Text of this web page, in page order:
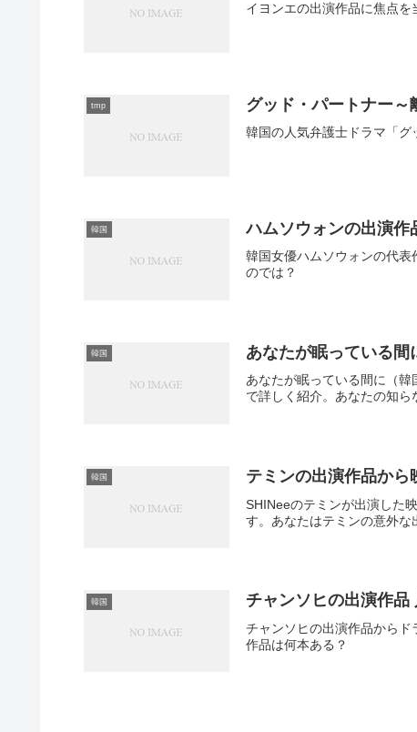
イヨンエの出演作品に焦点
tmp グッド・パートナー
韓国の人気弁護士ドラマ「
韓国 ハムソウォンの出演作
韓国女優ハムソウォンの代
のでは？
韓国 あなたが眠っている間
あなたが眠っている間に（
で詳しく紹介。あなたの知ら
韓国 テミンの出演作品から
SHINeeのテミンが出演した
す。あなたはテミンの意外な
韓国 チャンソヒの出演作
チャンソヒの出演作品から
作品は何本ある？